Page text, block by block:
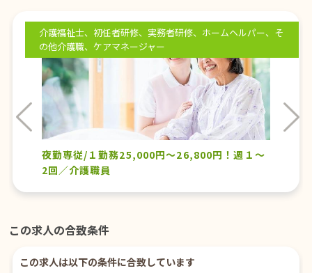
夜勤専従/１勤務25,000円～26,800円！週１～
2回／介護職員
介護福祉士、初任者研修、実務者研修、ホームヘルパー、そ
の他介護職、ケアマネージャー
この求人の合致条件
この求人は以下の条件に合致しています